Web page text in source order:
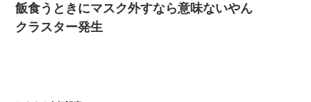
デパートの外商『私さんだと名乗る女が、ツケで宝石を買おうと
していて…』私「！？」→ 翌日。ママ友たちの様子が微妙におか
しくなり・・・
飯食うときにマスク外すなら意味ないやん
クラスター発生